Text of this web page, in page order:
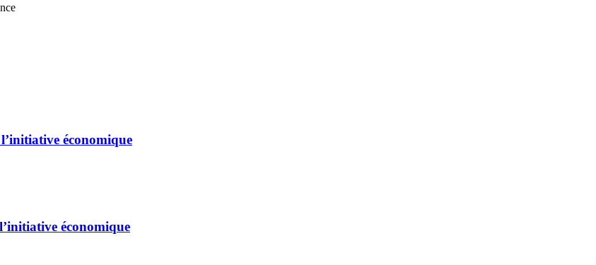
économique
économique